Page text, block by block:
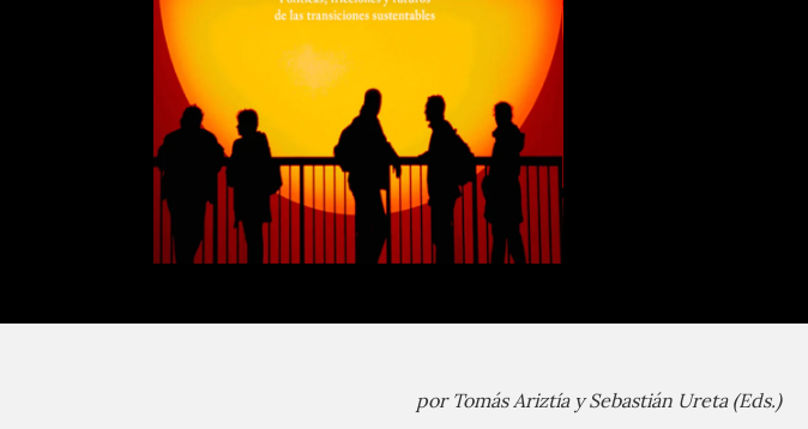
por Tomás Ariztía y Sebastián Ureta (Eds.)